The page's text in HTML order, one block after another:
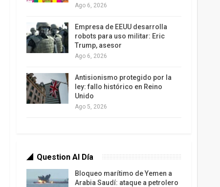
Ago 6, 2026
Empresa de EEUU desarrolla
robots para uso militar: Eric
Trump, asesor
Ago 6, 2026
Antisionismo protegido por la
ley: fallo histórico en Reino
Unido
Ago 5, 2026
Question Al Día
Bloqueo marítimo de Yemen a
Arabia Saudí: ataque a petrolero